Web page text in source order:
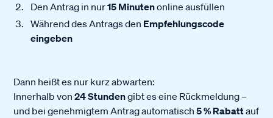
Den Antrag in nur15 Minutenonline ausfüllen
Während des Antrags den Empfehlungscode
eingeben
Dann heißt es nur kurz abwarten:
Innerhalb von24 Stundengibt es eine Rückmeldung –
und bei genehmigtem Antrag automatisch5 % Rabattauf